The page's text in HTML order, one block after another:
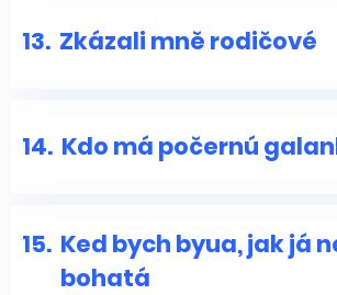
13. Zkázali mně rodičové
14. Kdo má počernú
15. Ked bych byua, jak já
bohatá